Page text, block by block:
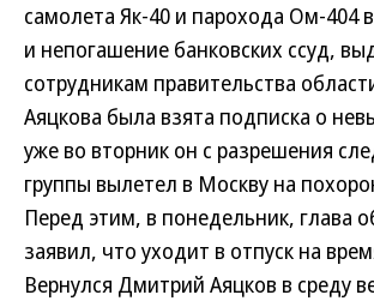
самолета Як-40 и парохода Ом-404
и непогашение банковских ссуд,
сотрудникам правительства
Аяцкова была взята подписка о
уже во вторник он с разрешения
группы вылетел в Москву на
Перед этим, в понедельник, глава
заявил, что уходит в отпуск на
Вернулся Дмитрий Аяцков в среду